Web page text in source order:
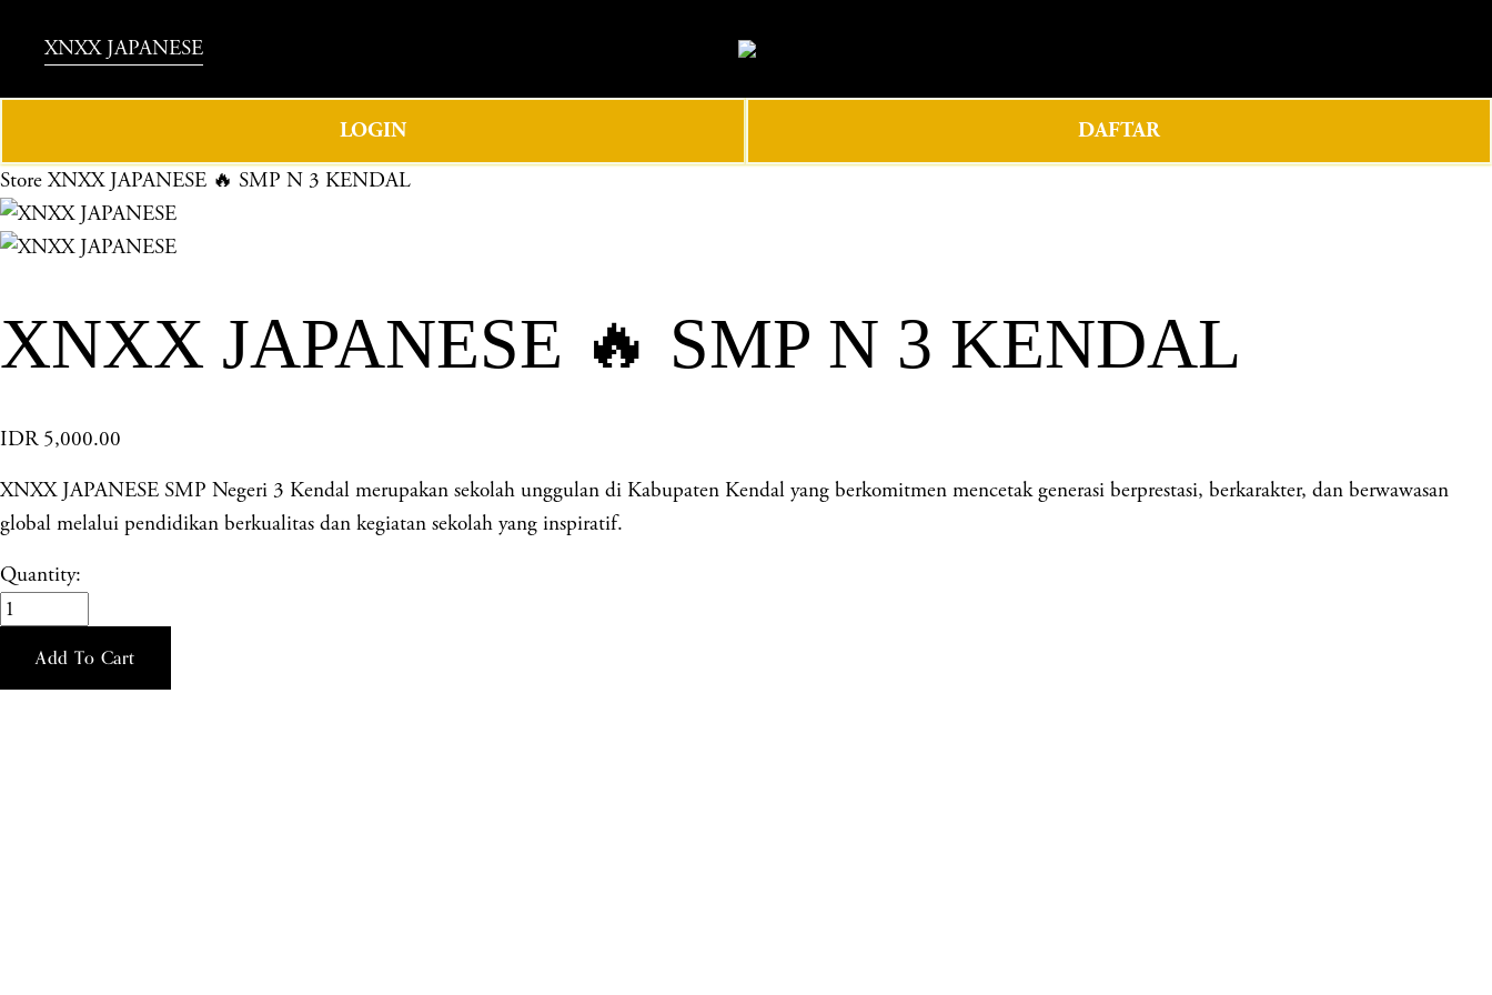
XNXX JAPANESE
LOGIN DAFTAR
Store XNXX JAPANESE 🔥 SMP N 3 KENDAL
XNXX JAPANESE 🔥 SMP N 3 KENDAL
IDR 5,000.00
XNXX JAPANESE SMP Negeri 3 Kendal merupakan sekolah unggulan di Kabupaten Kendal yang berkomitmen mencetak generasi berprestasi, berkarakter, dan berwawasan
global melalui pendidikan berkualitas dan kegiatan sekolah yang inspiratif.
Quantity:
Add To Cart